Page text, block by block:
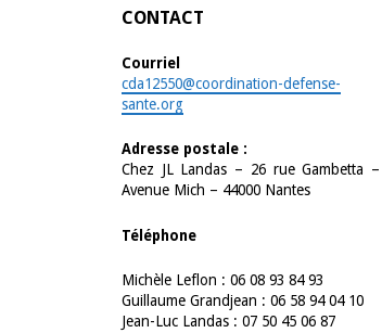
CONTACT
Courriel
cda12550@coordination-defense-
sante.org
Adresse postale :
Chez JL Landas – 26 rue Gambetta –
Avenue Mich – 44000 Nantes
Téléphone
Michèle Leflon : 06 08 93 84 93
Guillaume Grandjean : 06 58 94 04 10
Jean-Luc Landas : 07 50 45 06 87